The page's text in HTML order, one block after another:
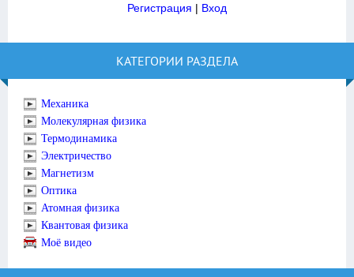
Регистрация | Вход
КАТЕГОРИИ РАЗДЕЛА
Механика
Молекулярная физика
Термодинамика
Электричество
Магнетизм
Оптика
Атомная физика
Квантовая физика
Моё видео